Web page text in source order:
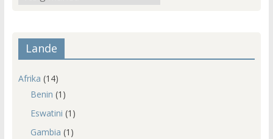
Lande
Afrika (14)
Benin (1)
Eswatini (1)
Gambia (1)